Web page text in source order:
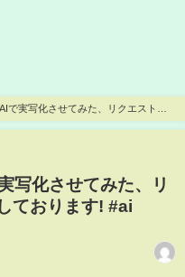
で実写化させてみた、リクエストは
写化させてみた、リ
ております! #ai